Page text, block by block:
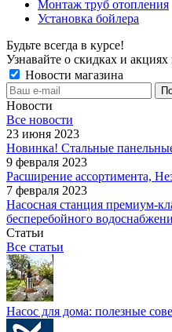
Монтаж труб отопления
Установка бойлера
Будьте всегда в курсе!
Узнавайте о скидках и
Новости магазина
Новости
Все новости
23 июня 2023
Новинка! Стальные
9 февраля 2023
Расширение ассортимента,
7 февраля 2023
Насосная станция премиум-
бесперебойного
Статьи
Все статьи
Насос для дома: полезные